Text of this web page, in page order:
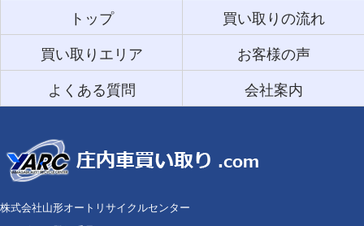
トップ 買い取りの流れ
買い取りエリア お客様の声
よくある質問 会社案内
株式会社山形オートリサイクルセンター